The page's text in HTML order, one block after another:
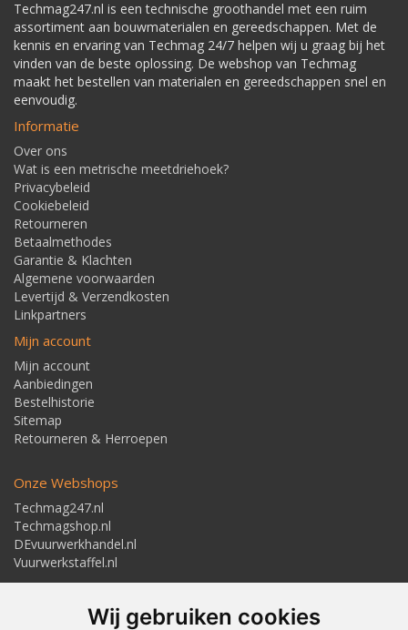
Wij gebruiken cookies
Techmag247.nl is een technische groothandel met een ruim
assortiment aan bouwmaterialen en gereedschappen. Met de
kennis en ervaring van Techmag 24/7 helpen wij u graag bij het
vinden van de beste oplossing. De webshop van Techmag
maakt het bestellen van materialen en gereedschappen snel en
eenvoudig.
Informatie
Over ons
Wat is een metrische meetdriehoek?
Privacybeleid
Cookiebeleid
Retourneren
Betaalmethodes
Garantie & Klachten
Algemene voorwaarden
Levertijd & Verzendkosten
Linkpartners
Mijn account
Mijn account
Aanbiedingen
Bestelhistorie
Sitemap
Retourneren & Herroepen
Onze Webshops
Techmag247.nl
Techmagshop.nl
DEvuurwerkhandel.nl
Vuurwerkstaffel.nl
Adresgegevens
Textielstraat 4, 7483 PB Haaksbergen